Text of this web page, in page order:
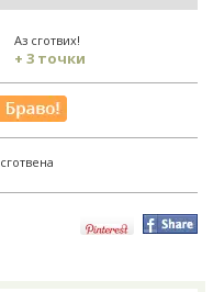
Аз сготвих!
+ 3 точки
сготвена